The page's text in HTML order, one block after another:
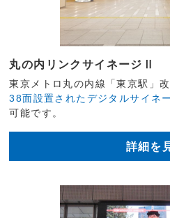
丸の内リンクサイネージⅡ
東京メトロ丸の内線「東京駅」
38面設置されたデジタルサイネ
可能です。
詳細を